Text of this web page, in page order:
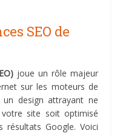
SEO de
joue un rôle majeur
sur les moteurs de
design attrayant ne
site soit optimisé
résultats Google. Voici